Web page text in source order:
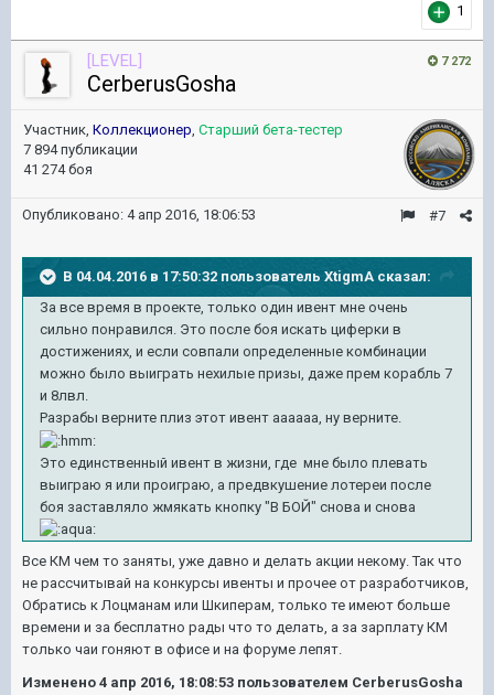
1
7 272
[LEVEL]
CerberusGosha
Участник, Коллекционер, Старший бета-тестер
7 894 публикации
41 274 боя
#7
Опубликовано: 4 апр 2016, 18:06:53
В 04.04.2016 в 17:50:32 пользователь XtigmA сказал:
За все время в проекте, только один ивент мне очень
сильно понравился. Это после боя искать циферки в
достижениях, и если совпали определенные комбинации
можно было выиграть нехилые призы, даже прем корабль 7
и 8лвл.
Разрабы верните плиз этот ивент аааааа, ну верните.
Это единственный ивент в жизни, где мне было плевать
выиграю я или проиграю, а предвкушение лотереи после
боя заставляло жмякать кнопку "В БОЙ" снова и снова
Все КМ чем то заняты, уже давно и делать акции некому. Так что
не рассчитывай на конкурсы ивенты и прочее от разработчиков,
Обратись к Лоцманам или Шкиперам, только те имеют больше
времени и за бесплатно рады что то делать, а за зарплату КМ
только чаи гоняют в офисе и на форуме лепят.
Изменено 4 апр 2016, 18:08:53 пользователем CerberusGosha